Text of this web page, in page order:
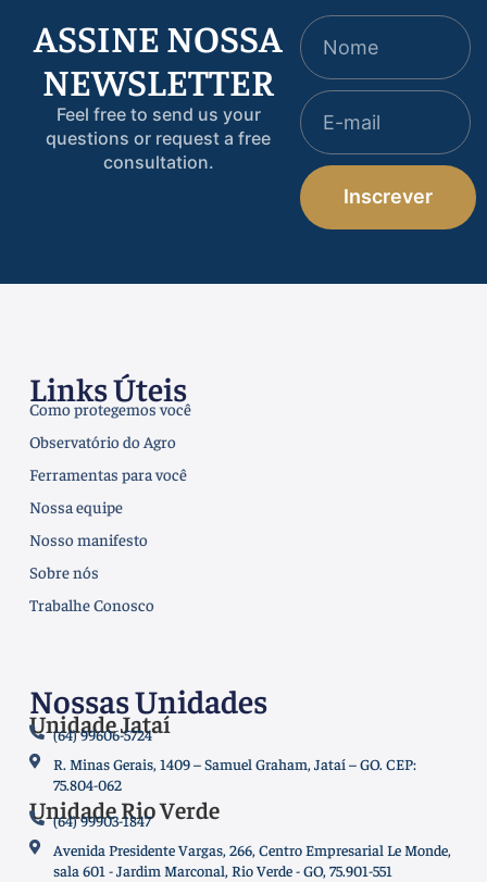
ASSINE NOSSA
NEWSLETTER
Feel free to send us your
questions or request a free
consultation.
Inscrever
Links Úteis
Como protegemos você
Observatório do Agro
Ferramentas para você
Nossa equipe
Nosso manifesto
Sobre nós
Trabalhe Conosco
Nossas Unidades
Unidade Jataí
(64) 99606-5724
R. Minas Gerais, 1409 – Samuel Graham, Jataí – GO. CEP:
75.804-062
Unidade Rio Verde
(64) 99903-1847
Avenida Presidente Vargas, 266, Centro Empresarial Le Monde,
sala 601 - Jardim Marconal, Rio Verde - GO, 75.901-551